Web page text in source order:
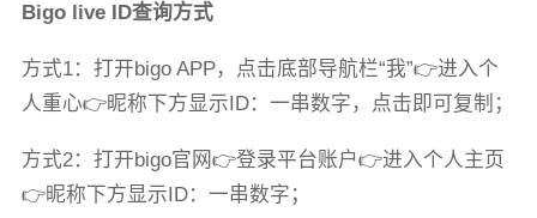
Bigo live ID查询方式
方式1：打开bigo APP，点击底部导航栏“我”👉进入个
人重心👉昵称下方显示ID：一串数字，点击即可复制；
方式2：打开bigo官网👉登录平台账户👉进入个人主页
👉昵称下方显示ID：一串数字；